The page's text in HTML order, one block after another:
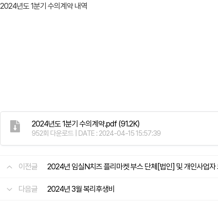
2024년도 1분기 수의계약 내역
2024년도 1분기 수의계약.pdf (91.2K)
952회 다운로드 | DATE : 2024-04-15 15:57:39
이전글 2024년 임실N치즈 플리마켓 부스 단체[법인] 및 개인사업자
다음글 2024년 3월 복리후생비